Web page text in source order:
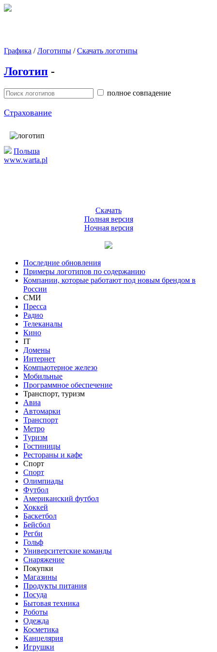
Графика /Логотипы /Скачать логотипы
Логотип -
полное совпадение
Страхование
Польша
www.warta.pl
Скачать
Полная версия
Ночная версия
Последние обновления
Примеры логотипов по содержанию
Компании, которые работают под новым брендом в
России
СМИ
Пресса
Радио
Телеканалы
Кино
IT
Домены
Интернет
Компьютерное железо
Мобильные
Программное обеспечение
Транспорт, туризм
Авиа
Автомарки
Транспорт
Метро
Туризм
Гостиницы
Рестораны и кафе
Спорт
Спорт
Олимпиады
Футбол
Американский футбол
Хоккей
Баскетбол
Бейсбол
Регби
Гольф
Университетские команды
Снаряжение
Покупки
Магазины
Продукты питания
Посуда
Бытовая техника
Роботы
Одежда
Косметика
Канцелярия
Игрушки